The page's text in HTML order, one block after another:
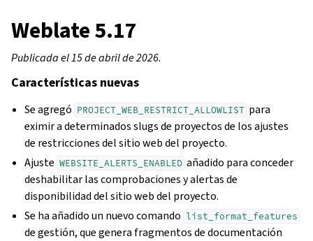
Weblate 5.17
Publicada el 15 de abril de 2026.
Características nuevas
Se agregó PROJECT_WEB_RESTRICT_ALLOWLIST para
eximir a determinados slugs de proyectos de los ajustes
de restricciones del sitio web del proyecto.
Ajuste WEBSITE_ALERTS_ENABLED añadido para conceder
deshabilitar las comprobaciones y alertas de
disponibilidad del sitio web del proyecto.
Se ha añadido un nuevo comando list_format_features
de gestión, que genera fragmentos de documentación